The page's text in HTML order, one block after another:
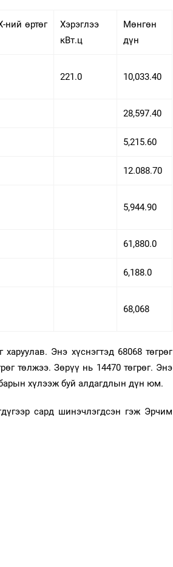
ний өртөг
Хэрэглээ
кВт.ц
Мөнгөн
дүн
221.0 10,033.40
28,597.40
5,215.60
12.088.70
5,944.90
61,880.0
6,188.0
68,068
Энэ хүснэгтэд 68068 төгрөг
төлжээ. Зөрүү нь 14470 төгрөг. Энэ
хүлээж буй алдагдлын дүн юм.
сард шинэчлэгдсэн гэж Эрчим